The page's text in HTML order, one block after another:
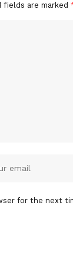
fields are marked
for the next